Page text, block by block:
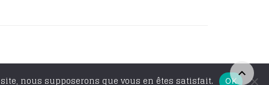
nous supposerons que vous en êtes satisfait. OK